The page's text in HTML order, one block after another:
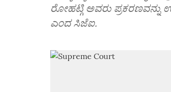
ರೋಹಟ್ಗಿ ಅವರು ಪ್ರಕರಣವನ್ನು
ಎಂದ ಸಿಜೆಐ.